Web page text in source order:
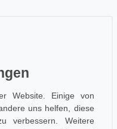
Website. Einige von
uns helfen, diese
verbessern. Weitere